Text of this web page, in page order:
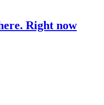
Right now